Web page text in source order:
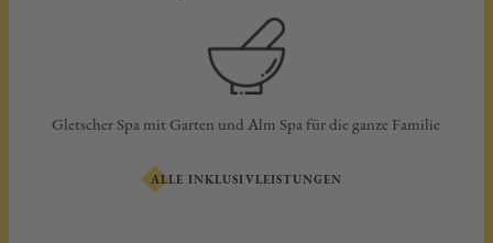
Gletscher Spa mit Garten und Alm Spa für die ganze Familie
ALLE INKLUSIVLEISTUNGEN